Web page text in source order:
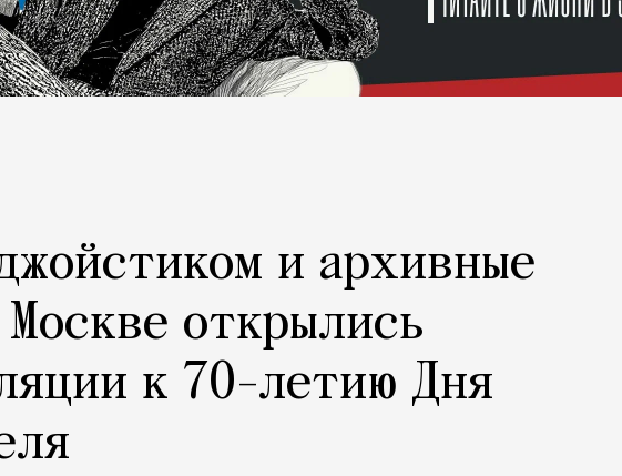
и архивные
открылись
к 70-летию Дня